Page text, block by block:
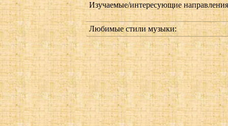
Изучаемые/интересующие
Любимые стили музыки: